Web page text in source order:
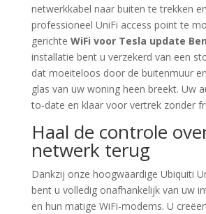
netwerkkabel naar buiten te trekken
professioneel UniFi access point te
gerichte WiFi voor Tesla update
installatie bent u verzekerd van een
dat moeiteloos door de buitenmuur
glas van uw woning heen breekt. Uw
to-date en klaar voor vertrek zonder
Haal de controle
netwerk terug
Dankzij onze hoogwaardige Ubiquiti
bent u volledig onafhankelijk van uw
en hun matige WiFi-modems. U